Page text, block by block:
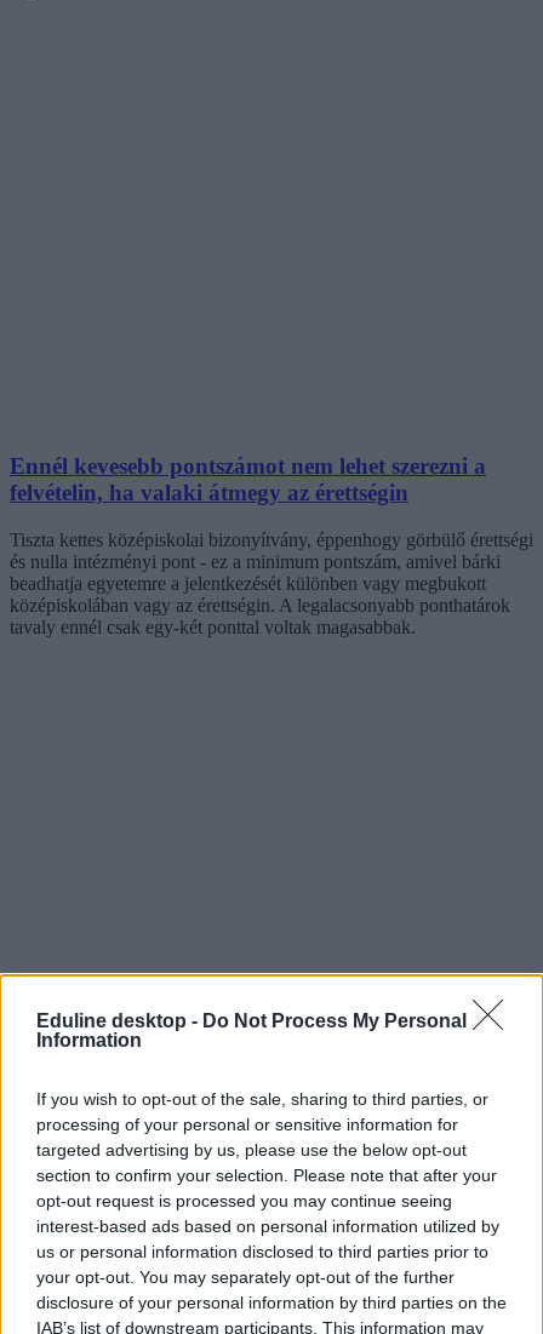
Eduline desktop - Do Not Process My Personal
Information
If you wish to opt-out of the sale, sharing to third parties, or
processing of your personal or sensitive information for
targeted advertising by us, please use the below opt-out
section to confirm your selection. Please note that after your
opt-out request is processed you may continue seeing
interest-based ads based on personal information utilized by
us or personal information disclosed to third parties prior to
your opt-out. You may separately opt-out of the further
disclosure of your personal information by third parties on the
IAB’s list of downstream participants. This information may
Ennél kevesebb pontszámot nem lehet szerezni a
felvételin, ha valaki átmegy az érettségin
Tiszta kettes középiskolai bizonyítvány, éppenhogy görbülő érettségi
és nulla intézményi pont - ez a minimum pontszám, amivel bárki
beadhatja egyetemre a jelentkezését különben vagy megbukott
középiskolában vagy az érettségin. A legalacsonyabb ponthatárok
tavaly ennél csak egy-két ponttal voltak magasabbak.
Pont Ott Parti